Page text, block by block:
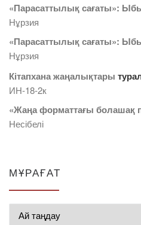
«Парасаттылық сағаты»:
Нұрзия
«Парасаттылық сағаты»:
Нұрзия
Кітапхана жаңалықтары
ИН-18-2к
«Жаңа форматтағы болашақ
Несібелі
МҰРАҒАТ